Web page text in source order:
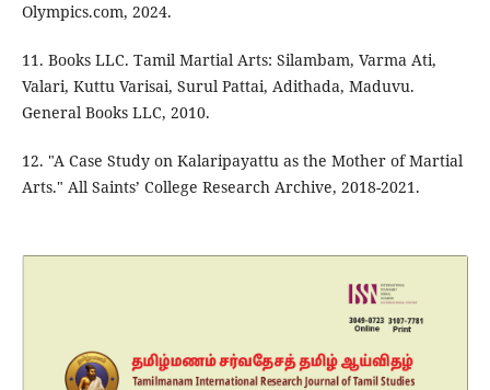
Olympics.com, 2024.
11. Books LLC. Tamil Martial Arts: Silambam, Varma Ati,
Valari, Kuttu Varisai, Surul Pattai, Adithada, Maduvu.
General Books LLC, 2010.
12. "A Case Study on Kalaripayattu as the Mother of Martial
Arts." All Saints’ College Research Archive, 2018-2021.